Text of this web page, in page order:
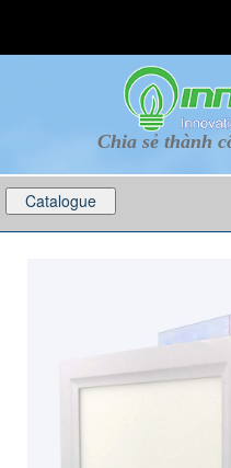
Chia sẻ thành
Catalogue